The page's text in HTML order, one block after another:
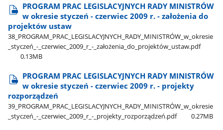
PROGRAM PRAC LEGISLACYJNYCH RADY MINISTRÓW
w okresie styczeń - czerwiec 2009 r. - założenia do
projektów ustaw
38​_PROGRAM​_PRAC​_LEGISLACYJNYCH​_RADY​_MINISTRÓW​_w​_okresie​
_styczeń​_-​_czerwiec​_2009​_r​_-​_założenia​_do​_projektów​_ustaw.pdf
0.13MB
PROGRAM PRAC LEGISLACYJNYCH RADY MINISTRÓW
w okresie styczeń - czerwiec 2009 r. - projekty
rozporządzeń
39​_PROGRAM​_PRAC​_LEGISLACYJNYCH​_RADY​_MINISTRÓW​_w​_okresie​
_styczeń​_-​_czerwiec​_2009​_r​_-​_projekty​_rozporządzeń.pdf
0.27MB